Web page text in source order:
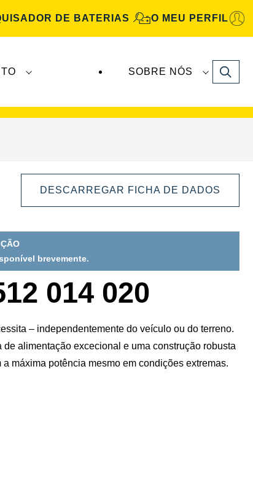
DE BATERIAS O MEU PERFIL
SOBRE NÓS Search
DESCARREGAR FICHA DE DADOS
brevemente.
014 020
– independentemente do veículo ou do terreno.
alimentação excecional e uma construção robusta
máxima potência mesmo em condições extremas.